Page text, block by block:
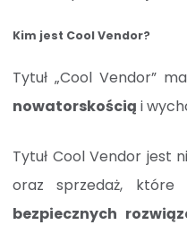
Kim jest Cool Vendor?
Tytuł „Cool Vendor”
nowatorskością i
Tytuł Cool Vendor jest
oraz sprzedaż,
bezpiecznych